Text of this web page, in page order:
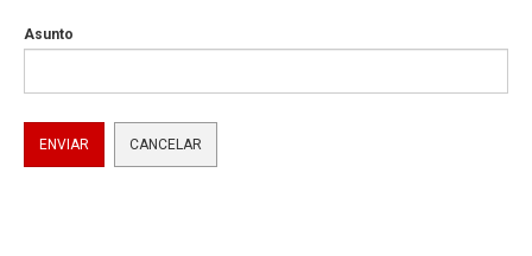
Asunto
ENVIAR CANCELAR